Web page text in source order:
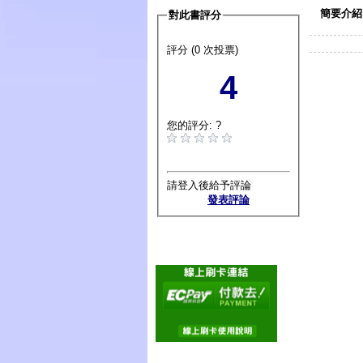
對此書評分
評分 (0 次投票)
4
您的評分: ?
請登入後給予評論
發表評論
簡要介